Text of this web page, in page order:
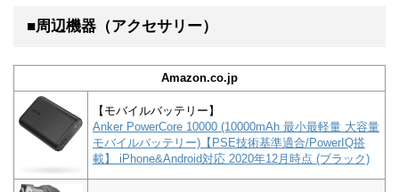
■周辺機器（アクセサリー）
Amazon.co.jp
【モバイルバッテリー】
Anker PowerCore 10000 (10000mAh 最小最軽量 大容量
モバイルバッテリー)【PSE技術基準適合/PowerIQ搭
載】 iPhone&Android対応 2020年12月時点 (ブラック)